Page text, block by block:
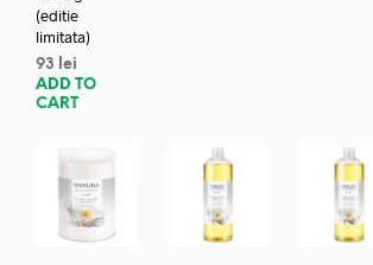
(editie
limitata)
93
lei
ADD TO
CART